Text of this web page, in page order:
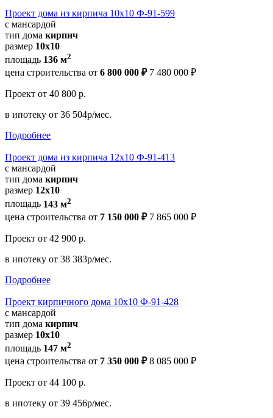
Проект дома из кирпича 10х10 Ф-91-599
с мансардой
тип дома кирпич
размер 10х10
площадь 136 м2
цена строительства от 6 800 000 ₽ 7 480 000 ₽
Проект от 40 800 р.
в ипотеку от 36 504р/мес.
Подробнее
Проект дома из кирпича 12х10 Ф-91-413
с мансардой
тип дома кирпич
размер 12х10
площадь 143 м2
цена строительства от 7 150 000 ₽ 7 865 000 ₽
Проект от 42 900 р.
в ипотеку от 38 383р/мес.
Подробнее
Проект кирпичного дома 10х10 Ф-91-428
с мансардой
тип дома кирпич
размер 10х10
площадь 147 м2
цена строительства от 7 350 000 ₽ 8 085 000 ₽
Проект от 44 100 р.
в ипотеку от 39 456р/мес.